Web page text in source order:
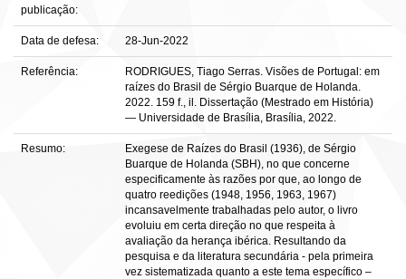
publicação:
Data de defesa: 28-Jun-2022
Referência:
RODRIGUES, Tiago Serras. Visões de Portugal: em
raízes do Brasil de Sérgio Buarque de Holanda.
2022. 159 f., il. Dissertação (Mestrado em História)
— Universidade de Brasília, Brasília, 2022.
Resumo:
Exegese de Raízes do Brasil (1936), de Sérgio
Buarque de Holanda (SBH), no que concerne
especificamente às razões por que, ao longo de
quatro reedições (1948, 1956, 1963, 1967)
incansavelmente trabalhadas pelo autor, o livro
evoluiu em certa direção no que respeita à
avaliação da herança ibérica. Resultando da
pesquisa e da literatura secundária - pela primeira
vez sistematizada quanto a este tema específico –